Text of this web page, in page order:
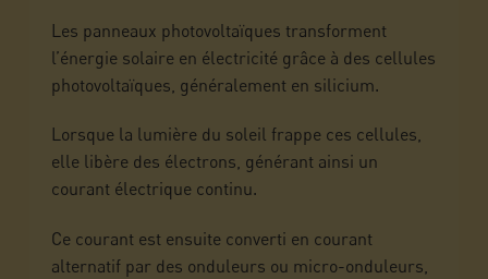
Les panneaux photovoltaïques transforment
l’énergie solaire en électricité grâce à des cellules
photovoltaïques, généralement en silicium.
Lorsque la lumière du soleil frappe ces cellules,
elle libère des électrons, générant ainsi un
courant électrique continu.
Ce courant est ensuite converti en courant
alternatif par des onduleurs ou micro-onduleurs,